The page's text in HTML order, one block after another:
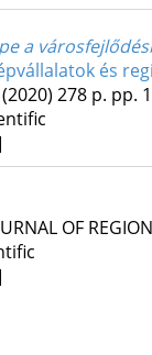
a
és
(2020) 278 p. pp.
OF